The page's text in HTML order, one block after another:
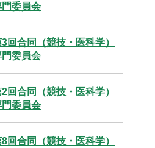
門委員会
回合同（競技・医科学）
門委員会
回合同（競技・医科学）
門委員会
回合同（競技・医科学）